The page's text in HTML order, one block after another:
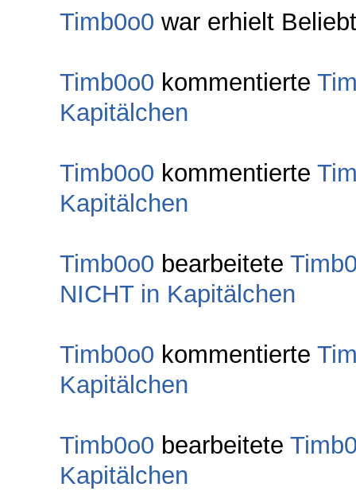
Timb0o0 war erhielt
Timb0o0 kommentierte
Kapitälchen
Timb0o0 kommentierte
Kapitälchen
Timb0o0 bearbeitete
NICHT in Kapitälchen
Timb0o0 kommentierte
Kapitälchen
Timb0o0 bearbeitete
Kapitälchen